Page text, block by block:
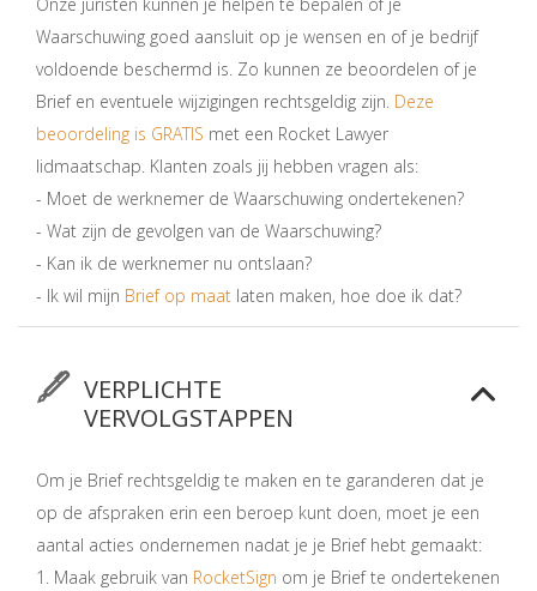
Waarschuwing goed aansluit op je wensen en of je bedrijf
voldoende beschermd is. Zo kunnen ze beoordelen of je
Brief en eventuele wijzigingen rechtsgeldig zijn. Deze
beoordeling is GRATIS met een Rocket Lawyer
lidmaatschap. Klanten zoals jij hebben vragen als:
- Moet de werknemer de Waarschuwing ondertekenen?
- Wat zijn de gevolgen van de Waarschuwing?
- Kan ik de werknemer nu ontslaan?
- Ik wil mijn Brief op maat laten maken, hoe doe ik dat?
VERPLICHTE
VERVOLGSTAPPEN
Om je Brief rechtsgeldig te maken en te garanderen dat je
op de afspraken erin een beroep kunt doen, moet je een
aantal acties ondernemen nadat je je Brief hebt gemaakt:
1. Maak gebruik van RocketSign om je Brief te ondertekenen